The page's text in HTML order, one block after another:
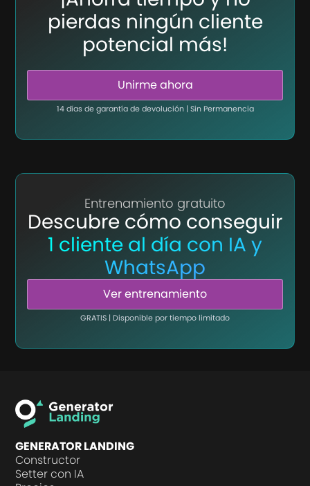
pierdas ningún cliente
potencial más!
Unirme ahora
14 días de garantía de devolución | Sin Permanencia
Entrenamiento gratuito
Descubre cómo conseguir
1 cliente al día con IA y
WhatsApp
Ver entrenamiento
GRATIS | Disponible por tiempo limitado
GENERATOR LANDING
Constructor
Setter con IA